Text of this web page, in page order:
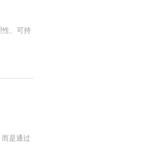
、可持
是通过